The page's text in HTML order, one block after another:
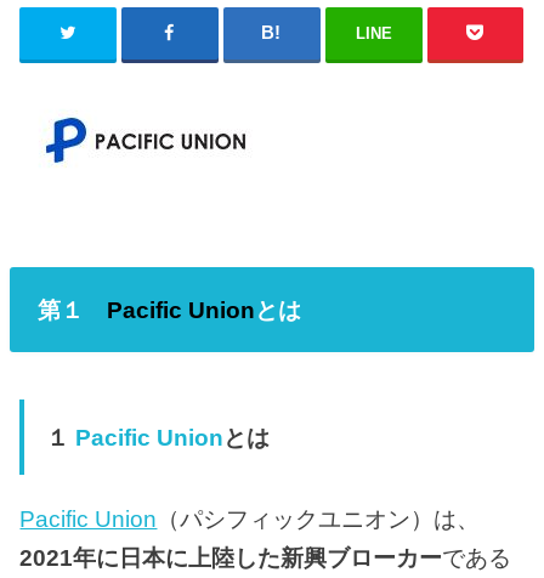
LINE
第１ Pacific Unionとは
１ Pacific Unionとは
Pacific Union （パシフィックユニオン）は、
2021年に日本に上陸した新興ブローカーである